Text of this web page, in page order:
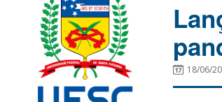
18/06/